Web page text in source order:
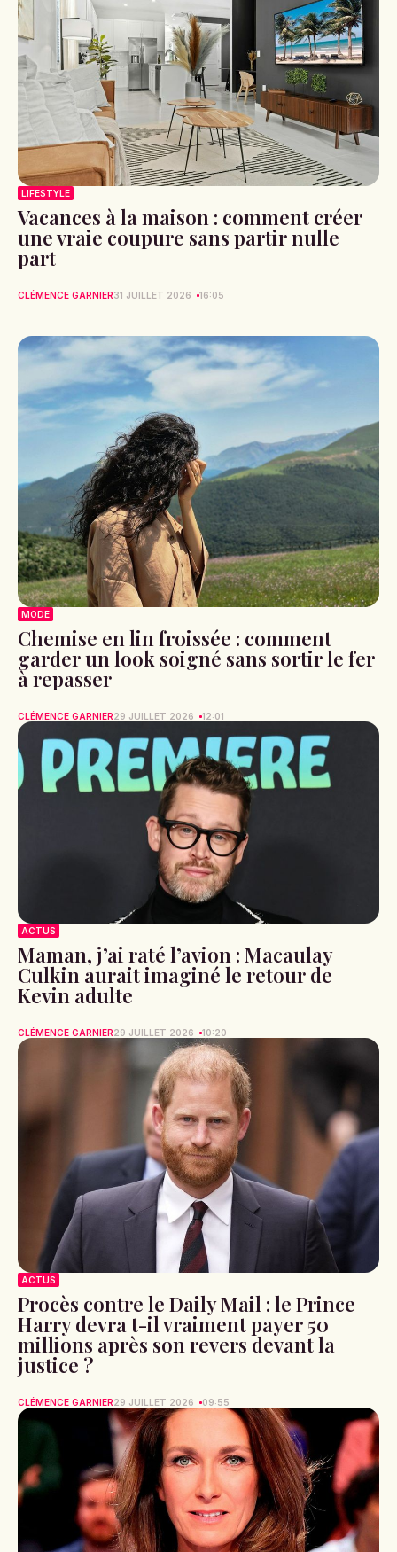
LIFESTYLE
Vacances à la maison : comment créer
une vraie coupure sans partir nulle
part
CLÉMENCE GARNIER31 JUILLET 2026 16:05
MODE
Chemise en lin froissée : comment
garder un look soigné sans sortir le fer
à repasser
CLÉMENCE GARNIER29 JUILLET 2026 12:01
ACTUS
Maman, j’ai raté l’avion : Macaulay
Culkin aurait imaginé le retour de
Kevin adulte
CLÉMENCE GARNIER29 JUILLET 2026 10:20
ACTUS
Procès contre le Daily Mail : le Prince
Harry devra t-il vraiment payer 50
millions après son revers devant la
justice ?
CLÉMENCE GARNIER29 JUILLET 2026 09:55